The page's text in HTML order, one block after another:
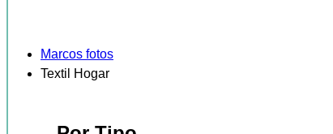
Marcos fotos
Textil Hogar